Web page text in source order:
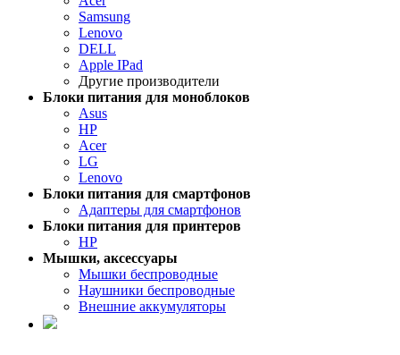
Samsung
Lenovo
DELL
Apple IPad
Другие производители
Блоки питания для моноблоков
Asus
HP
Acer
LG
Lenovo
Блоки питания для смартфонов
Адаптеры для смартфонов
Блоки питания для принтеров
HP
Мышки, аксессуары
Мышки беспроводные
Наушники беспроводные
Внешние аккумуляторы